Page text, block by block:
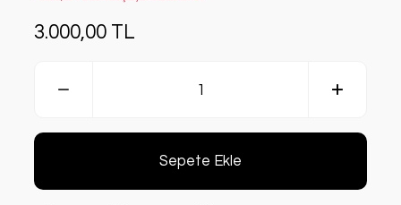
3.000,00 TL
Sepete Ekle